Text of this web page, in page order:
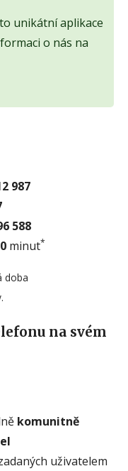
unikátní aplikace
o nás na
987
588
minut*
doba
na svém
komunitně
uživatelem